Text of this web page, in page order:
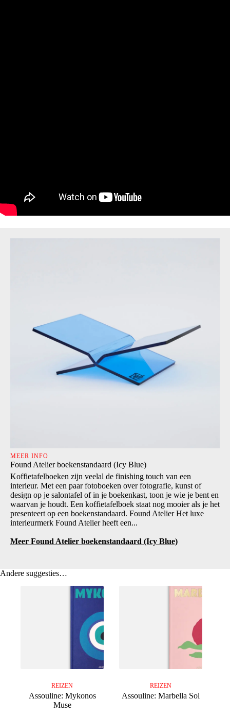
MEER INFO
Found Atelier boekenstandaard (Icy Blue)
Koffietafelboeken zijn veelal de finishing touch van een
interieur. Met een paar fotoboeken over fotografie, kunst of
design op je salontafel of in je boekenkast, toon je wie je bent en
waarvan je houdt. Een koffietafelboek staat nog mooier als je het
presenteert op een boekenstandaard. Found Atelier Het luxe
interieurmerk Found Atelier heeft een...
Meer Found Atelier boekenstandaard (Icy Blue)
Andere suggesties…
REIZEN
Assouline: Mykonos
Muse
REIZEN
Assouline: Marbella Sol